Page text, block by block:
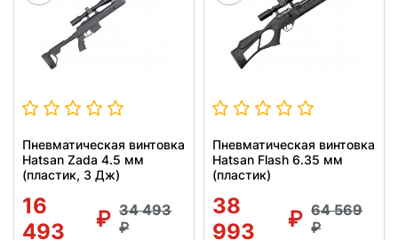
Пневматическая винтовка
Hatsan Zada 4.5 мм
(пластик, 3 Дж)
16
493
34 493
Пневматическая винтовка
Hatsan Flash 6.35 мм
(пластик)
38
993
64 569